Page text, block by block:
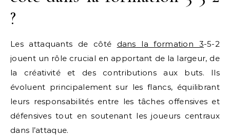
?
Les attaquants de côté dans la formation 3-5-2
jouent un rôle crucial en apportant de la largeur, de
la créativité et des contributions aux buts. Ils
évoluent principalement sur les flancs, équilibrant
leurs responsabilités entre les tâches offensives et
défensives tout en soutenant les joueurs centraux
dans l’attaque.